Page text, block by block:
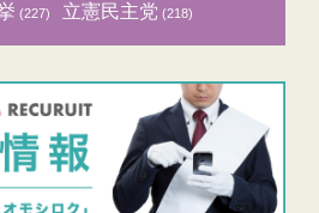
(227) 立憲民主党 (218)